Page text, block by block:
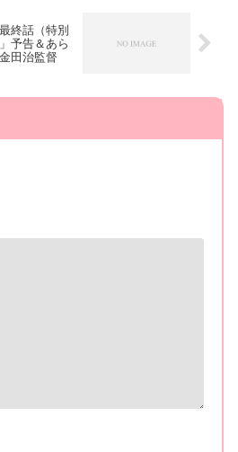
終話（特別
予告＆あら
田治監督